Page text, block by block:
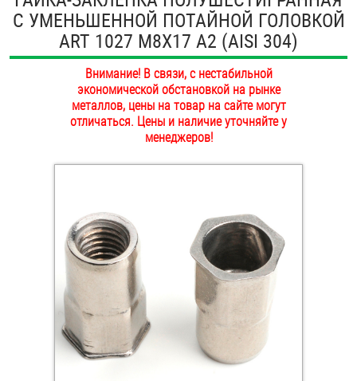
ОПЛАТА И ДОСТАВКА
НАШИ МАГАЗИНЫ
Втулки
Дюбели
Дюймовый крепёж
Инструмент
Крюки, кольца с метрической резьбой
Крюки, кольца с шурупной резьбой
С УМЕНЬШЕННОЙ ПОТАЙНОЙ ГОЛОВКОЙ
ART 1027 М8Х17 А2 (AISI 304)
Внимание! В связи, с нестабильной
экономической обстановкой на рынке
металлов, цены на товар на сайте могут
отличаться. Цены и наличие уточняйте у
менеджеров!